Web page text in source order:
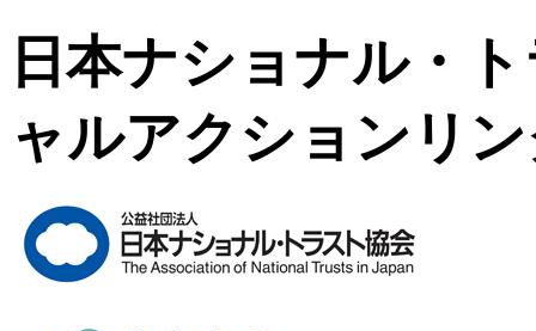
日本ナショナル・
ャルアクションリ